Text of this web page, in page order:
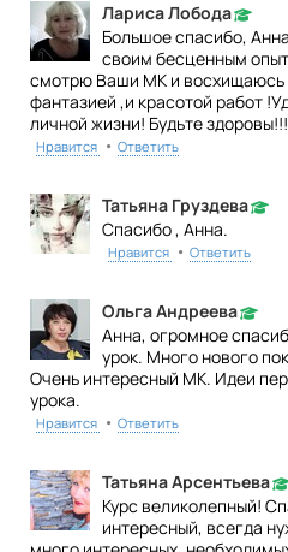
Лариса Лобода
Большое спасибо,
своим бесценным
смотрю Ваши МК и восхищаюсь
фантазией ,и красотой работ
личной жизни! Будьте здоровы!!!
Нравится • Ответить
Татьяна Груздева
Спасибо , Анна.
Нравится • Ответить
Ольга Андреева
Анна, огромное
урок. Много нового
Очень интересный МК. Идеи
урока.
Нравится • Ответить
Татьяна Арсентьева
Курс великолепный!
интересный, всегда